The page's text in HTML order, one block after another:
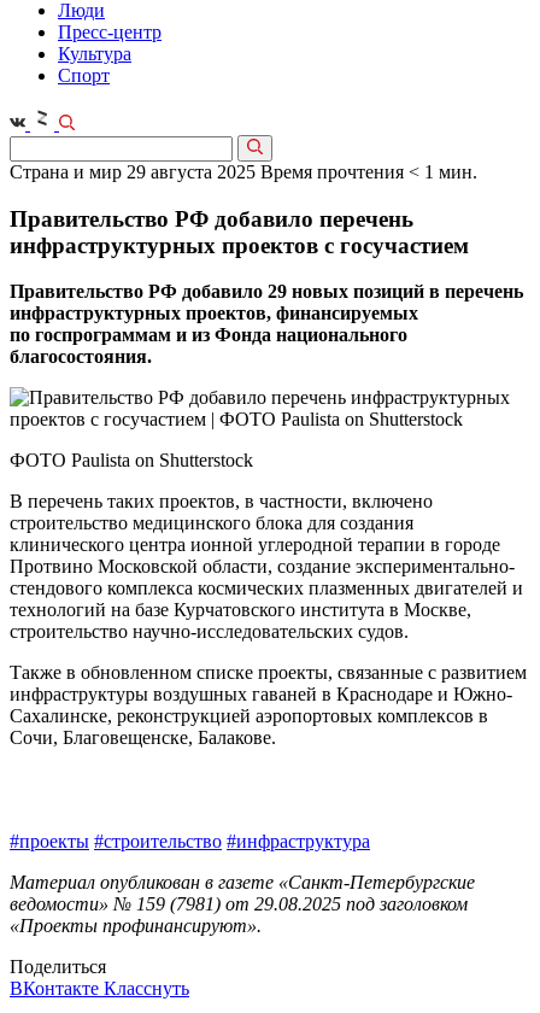
Люди
Пресс-центр
Культура
Спорт
Страна и мир 29 августа 2025 Время прочтения < 1 мин.
Правительство РФ добавило перечень
инфраструктурных проектов с госучастием
Правительство РФ добавило 29 новых позиций в перечень
инфраструктурных проектов, финансируемых
по госпрограммам и из Фонда национального
благосостояния.
ФОТО Paulista on Shutterstock
В перечень таких проектов, в частности, включено
строительство медицинского блока для создания
клинического центра ионной углеродной терапии в городе
Протвино Московской области, соз­дание экспериментально-
стендового комплекса космических плазменных двигателей и
технологий на базе Курчатовского института в Москве,
строительство научно-исследовательских судов.
Также в обновленном списке проекты, связанные с развитием
инфраструктуры воздушных гаваней в Краснодаре и Южно-
Сахалинске, реконструкцией аэропортовых комплексов в
Сочи, Благовещенске, Балакове.
#проекты #строительство #инфраструктура
Материал опубликован в газете «Санкт-Петербургские
ведомости» № 159 (7981) от 29.08.2025 под заголовком
«Проекты профинансируют».
Поделиться
ВКонтакте Класснуть